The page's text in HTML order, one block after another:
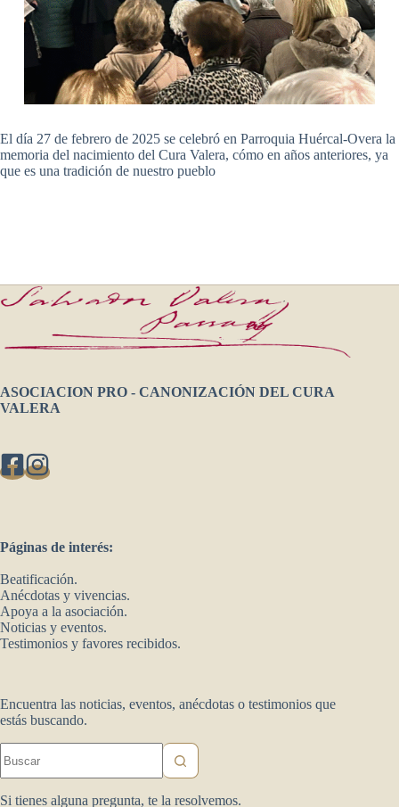
El día 27 de febrero de 2025 se celebró en Parroquia Huércal-Overa la
memoria del nacimiento del Cura Valera, cómo en años anteriores, ya
que es una tradición de nuestro pueblo
ASOCIACION PRO - CANONIZACIÓN DEL CURA
VALERA
Páginas de interés:
Beatificación.
Anécdotas y vivencias.
Apoya a la asociación.
Noticias y eventos.
Testimonios y favores recibidos.
Encuentra las noticias, eventos, anécdotas o testimonios que
estás buscando.
resultados
Si tienes alguna pregunta, te la resolvemos.